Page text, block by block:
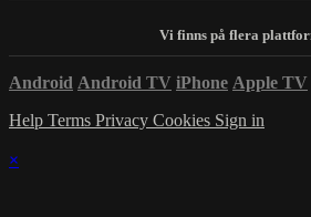
Android Android TV iPhone Apple TV
Help Terms Privacy Cookies Sign in
×